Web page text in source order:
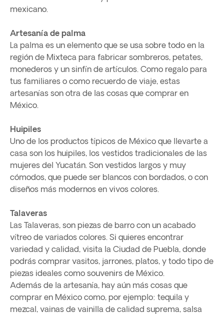
mexicano.
Artesanía de palma
La palma es un elemento que se usa sobre todo en la
región de Mixteca para fabricar sombreros, petates,
monederos y un sinfín de artículos. Como regalo para
tus familiares o como recuerdo de viaje, estas
artesanías son otra de las cosas que comprar en
México.
Huipiles
Uno de los productos típicos de México que llevarte a
casa son los huipiles, los vestidos tradicionales de las
mujeres del Yucatán. Son vestidos largos y muy
cómodos, que puede ser blancos con bordados, o con
diseños más modernos en vivos colores.
Talaveras
Las Talaveras, son piezas de barro con un acabado
vítreo de variados colores. Si quieres encontrar
variedad y calidad, visita la Ciudad de Puebla, donde
podrás comprar vasitos, jarrones, platos, y todo tipo de
piezas ideales como souvenirs de México.
Además de la artesanía, hay aún más cosas que
comprar en México como, por ejemplo: tequila y
mezcal, vainas de vainilla de calidad suprema, salsa